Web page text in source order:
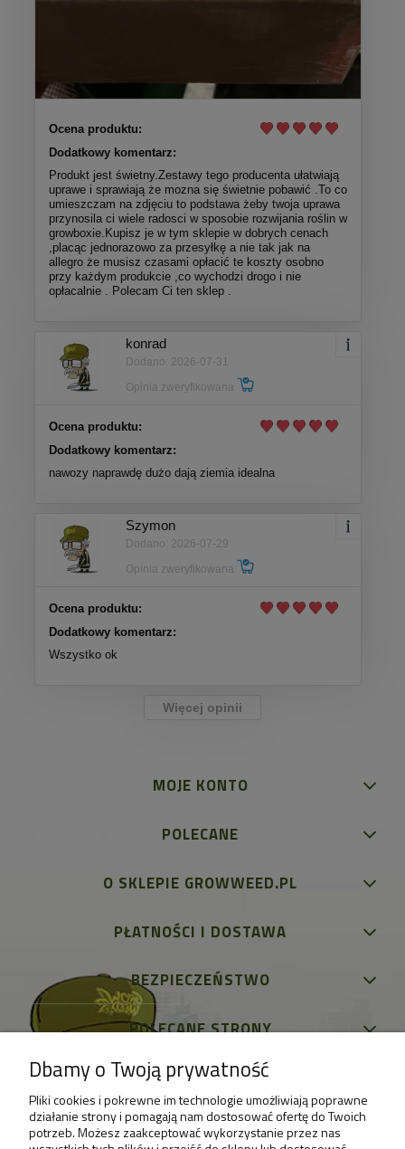
Ocena produktu:
Dodatkowy komentarz:
Produkt jest świetny.Zestawy tego producenta ułatwiają
uprawe i sprawiają że mozna się świetnie pobawić .To co
umieszczam na zdjęciu to podstawa żeby twoja uprawa
przynosila ci wiele radosci w sposobie rozwijania roślin w
growboxie.Kupisz je w tym sklepie w dobrych cenach
,placąc jednorazowo za przesyłkę a nie tak jak na
allegro że musisz czasami opłacić te koszty osobno
przy każdym produkcie ,co wychodzi drogo i nie
opłacalnie . Polecam Ci ten sklep .
konrad
Dodano: 2026-07-31
Opinia zweryfikowana
Ocena produktu:
Dodatkowy komentarz:
nawozy naprawdę dużo dają ziemia idealna
Szymon
Dodano: 2026-07-29
Opinia zweryfikowana
Ocena produktu:
Dodatkowy komentarz:
Wszystko ok
Więcej opinii
MOJE KONTO
POLECANE
O SKLEPIE GROWWEED.PL
PŁATNOŚCI I DOSTAWA
BEZPIECZEŃSTWO
POLECANE STRONY
Dbamy o Twoją prywatność
Pliki cookies i pokrewne im technologie umożliwiają poprawne
działanie strony i pomagają nam dostosować ofertę do Twoich
potrzeb. Możesz zaakceptować wykorzystanie przez nas